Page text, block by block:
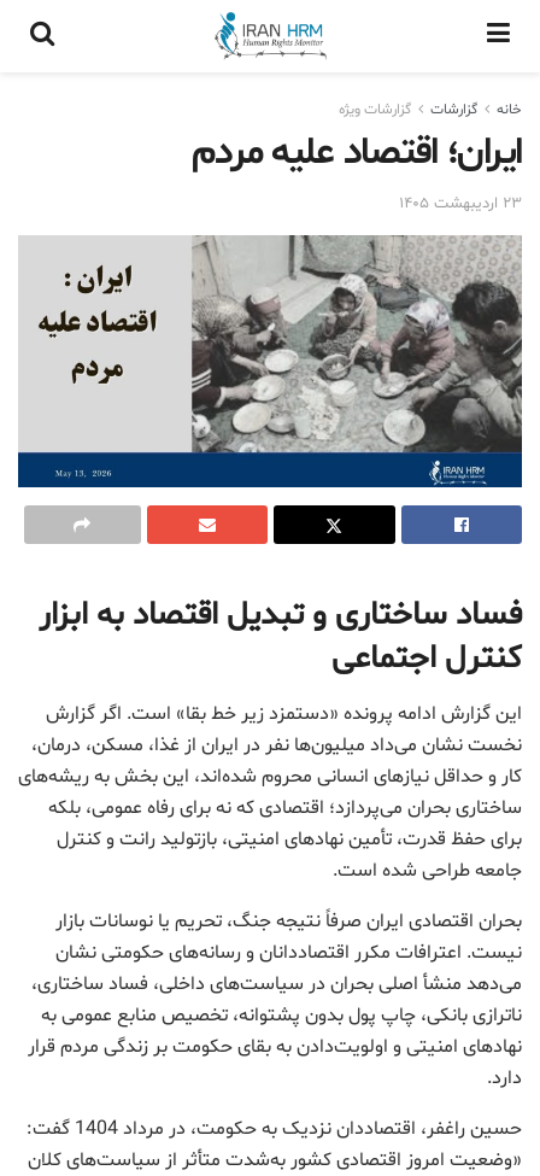
خانه گزارشات گزارشات ويژه
ایران؛ اقتصاد علیه مردم
۲۳ اردیبهشت ۱۴۰۵
فساد ساختاری و تبدیل اقتصاد به ابزار
کنترل اجتماعی
این گزارش ادامه پرونده «دستمزد زیر خط بقا» است. اگر گزارش
نخست نشان می‌داد میلیون‌ها نفر در ایران از غذا، مسکن، درمان،
کار و حداقل نیازهای انسانی محروم شده‌اند، این بخش به ریشه‌های
ساختاری بحران می‌پردازد؛ اقتصادی که نه برای رفاه عمومی، بلکه
برای حفظ قدرت، تأمین نهادهای امنیتی، بازتولید رانت و کنترل
جامعه طراحی شده است.
بحران اقتصادی ایران صرفاً نتیجه جنگ، تحریم یا نوسانات بازار
نیست. اعترافات مکرر اقتصاددانان و رسانه‌های حکومتی نشان
می‌دهد منشأ اصلی بحران در سیاست‌های داخلی، فساد ساختاری،
ناترازی بانکی، چاپ پول بدون پشتوانه، تخصیص منابع عمومی به
نهادهای امنیتی و اولویت‌دادن به بقای حکومت بر زندگی مردم قرار
دارد.
حسین راغفر، اقتصاددان نزدیک به حکومت، در مرداد 1404 گفت:
«وضعیت امروز اقتصادی کشور به‌شدت متأثر از سیاست‌های کلان